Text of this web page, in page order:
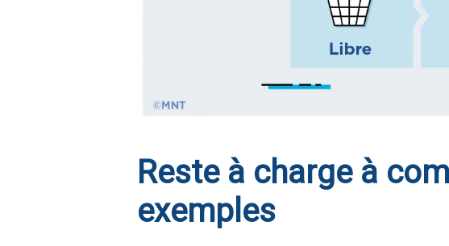
Reste à charge à
exemples